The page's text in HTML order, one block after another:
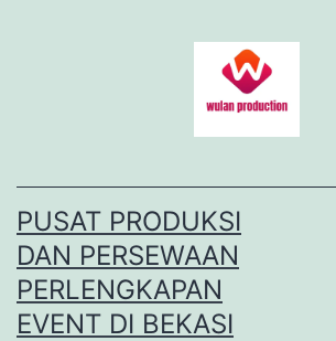
PUSAT PRODUKSI
DAN PERSEWAAN
PERLENGKAPAN
EVENT DI BEKASI